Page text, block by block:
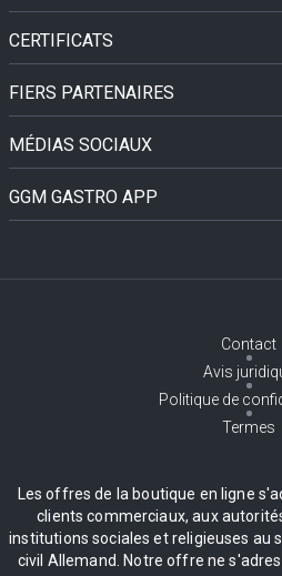
CERTIFICATS
FIERS PARTENAIRES
MÉDIAS SOCIAUX
GGM GASTRO APP
Contact
Avis
Politique de
Termes
Les offres de la boutique en ligne
clients commerciaux, aux
institutions sociales et religieuses au
civil Allemand. Notre offre ne